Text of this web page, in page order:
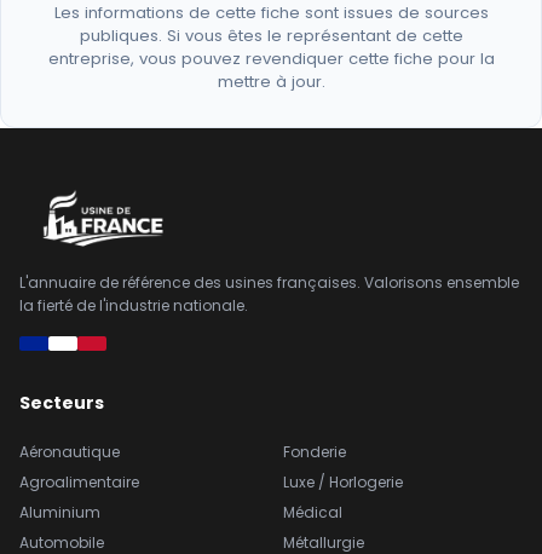
Les informations de cette fiche sont issues de sources
publiques. Si vous êtes le représentant de cette
entreprise, vous pouvez revendiquer cette fiche pour la
mettre à jour.
L'annuaire de référence des usines françaises. Valorisons ensemble
la fierté de l'industrie nationale.
Secteurs
Aéronautique
Agroalimentaire
Aluminium
Automobile
Fonderie
Luxe / Horlogerie
Médical
Métallurgie